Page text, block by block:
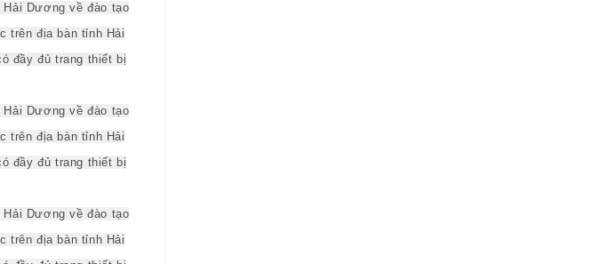
Dương về đào tạo
trên địa bàn tỉnh Hải
đầy đủ trang thiết bị
Dương về đào tạo
trên địa bàn tỉnh Hải
đầy đủ trang thiết bị
Dương về đào tạo
trên địa bàn tỉnh Hải